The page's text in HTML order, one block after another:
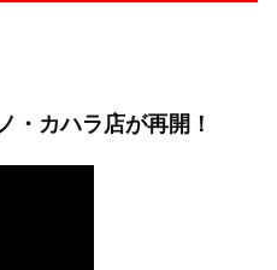
・カハラ店が再開！